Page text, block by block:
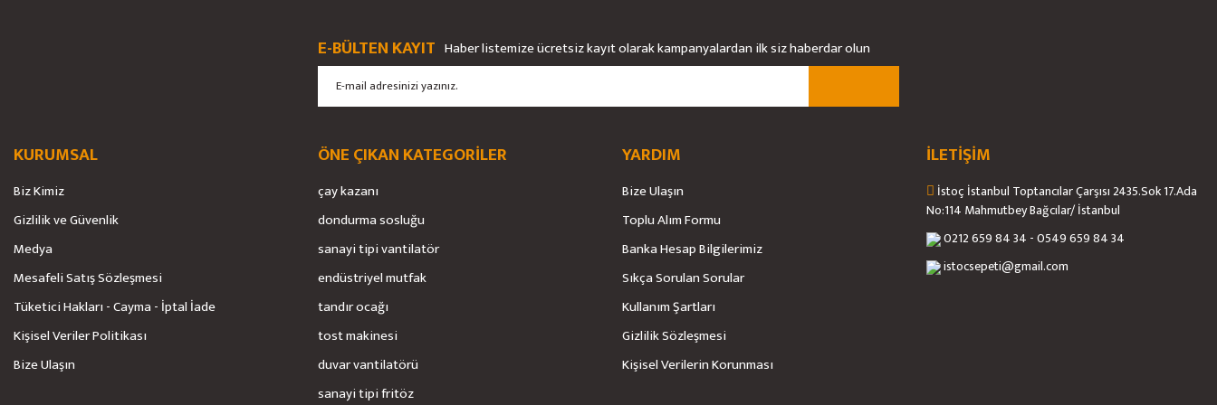
Gönder
E-BÜLTEN KAYIT Haber listemize ücretsiz kayıt olarak kampanyalardan ilk siz haberdar olun
KURUMSAL
Biz Kimiz
Gizlilik ve Güvenlik
Medya
Mesafeli Satış Sözleşmesi
Tüketici Hakları - Cayma - İptal İade
Kişisel Veriler Politikası
Bize Ulaşın
ÖNE ÇIKAN KATEGORİLER
çay kazanı
dondurma sosluğu
sanayi tipi vantilatör
endüstriyel mutfak
tandır ocağı
tost makinesi
duvar vantilatörü
sanayi tipi fritöz
YARDIM
Bize Ulaşın
Toplu Alım Formu
Banka Hesap Bilgilerimiz
Sıkça Sorulan Sorular
Kullanım Şartları
Gizlilik Sözleşmesi
Kişisel Verilerin Korunması
İLETİŞİM
İstoç İstanbul Toptancılar Çarşısı 2435.Sok 17.Ada
No:114 Mahmutbey Bağcılar/ İstanbul
0212 659 84 34 - 0549 659 84 34
istocsepeti@gmail.com